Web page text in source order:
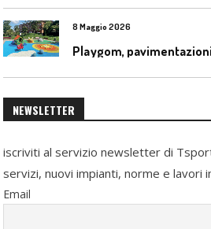
8 Maggio 2026
NEWSLETTER
iscriviti al servizio newsletter di
servizi, nuovi impianti, norme e lavori
Email